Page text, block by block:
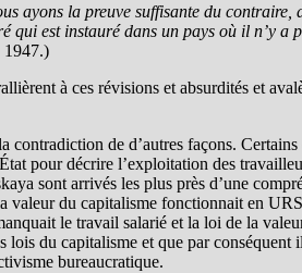
ayons la preuve suffisante du contraire,
qui est instauré dans un pays où il n’y a
1947.)
à ces révisions et absurdités et
contradiction de d’autres façons.
pour décrire l’exploitation des
sont arrivés les plus près d’une
valeur du capitalisme fonctionnait en
le travail salarié et la loi de la
lois du capitalisme et que par conséquent
bureaucratique.